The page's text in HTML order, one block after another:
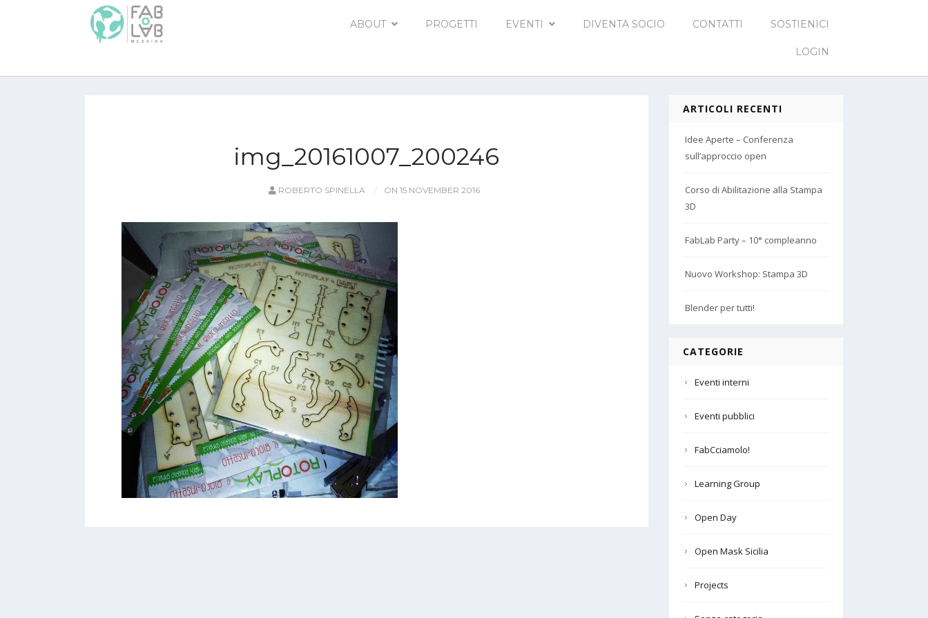
ABOUT PROGETTI EVENTI DIVENTA SOCIO CONTATTI SOSTIENICI
LOGIN
img_20161007_200246
ROBERTO SPINELLA ON 15 NOVEMBER 2016
ARTICOLI RECENTI
Idee Aperte – Conferenza
sull’approccio open
Corso di Abilitazione alla Stampa
3D
FabLab Party – 10° compleanno
Nuovo Workshop: Stampa 3D
Blender per tutti!
CATEGORIE
Eventi interni
Eventi pubblici
FabCciamolo!
Learning Group
Open Day
Open Mask Sicilia
Projects